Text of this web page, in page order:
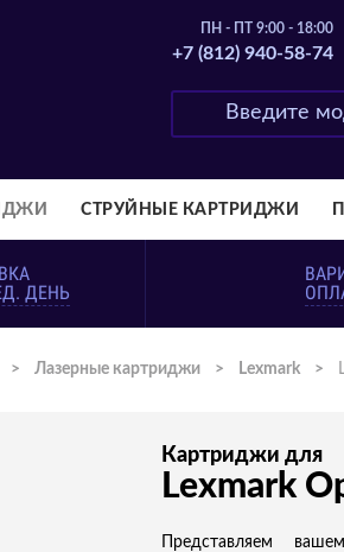
ПН - ПТ 9:00 - 18:00
+7 (812) 940-58-74
СТРУЙНЫЕ КАРТРИДЖИ
ДЕНЬ
> Лазерные картриджи > Lexmark >
Картриджи для
Lexmark
Представляем